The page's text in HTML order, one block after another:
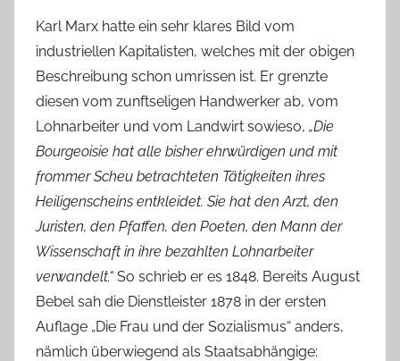
Karl Marx hatte ein sehr klares Bild vom
industriellen Kapitalisten, welches mit der obigen
Beschreibung schon umrissen ist. Er grenzte
diesen vom zunftseligen Handwerker ab, vom
Lohnarbeiter und vom Landwirt sowieso, „Die
Bourgeoisie hat alle bisher ehrwürdigen und mit
frommer Scheu betrachteten Tätigkeiten ihres
Heiligenscheins entkleidet. Sie hat den Arzt, den
Juristen, den Pfaffen, den Poeten, den Mann der
Wissenschaft in ihre bezahlten Lohnarbeiter
verwandelt.“ So schrieb er es 1848. Bereits August
Bebel sah die Dienstleister 1878 in der ersten
Auflage „Die Frau und der Sozialismus“ anders,
nämlich überwiegend als Staatsabhängige: